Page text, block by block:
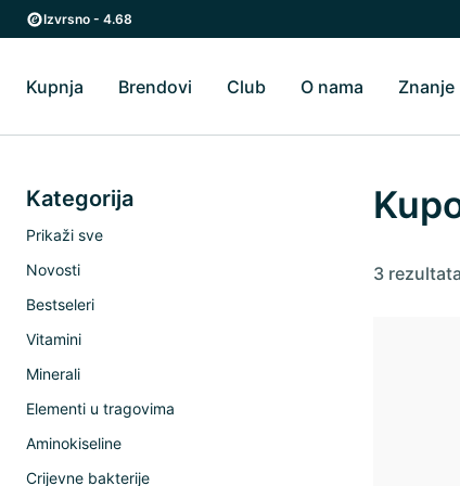
Preskoči na glavni sadržaj
Preskoči na glavnu navigaciju
Izvrsno - 4.68
Kupnja Uključi/isključi Kupnja podizbornik
Brendovi Uključi/isključi Brendovi podizbornik
Club O nama Uključi/Znanje
3 rezultata
Kategorija
Prikaži sve
Novosti
Bestseleri
Vitamini
Minerali
Elementi u tragovima
Aminokiseline
Crijevne bakterije